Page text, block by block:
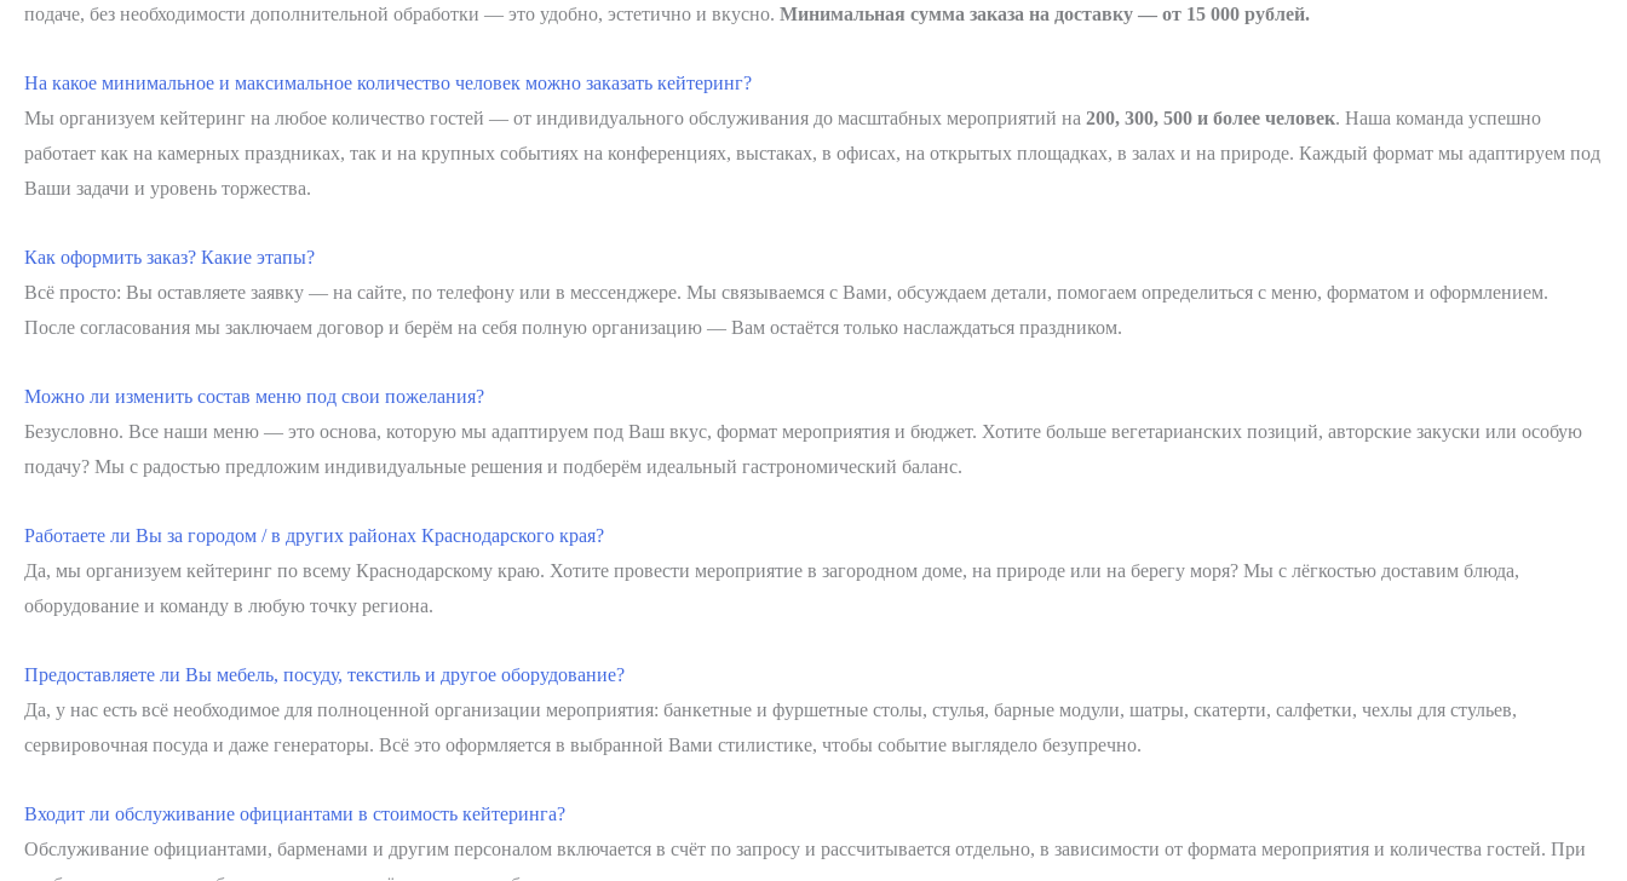
подаче, без необходимости дополнительной обработки — это удобно, эстетично и вкусно. Минимальная сумма заказа на доставку — от 15 000 рублей.
На какое минимальное и максимальное количество человек можно заказать кейтеринг?
Мы организуем кейтеринг на любое количество гостей — от индивидуального обслуживания до масштабных мероприятий на 200, 300, 500 и более человек. Наша команда успешно
работает как на камерных праздниках, так и на крупных событиях на конференциях, выстаках, в офисах, на открытых площадках, в залах и на природе. Каждый формат мы адаптируем под
Ваши задачи и уровень торжества.
Как оформить заказ? Какие этапы?
Всё просто: Вы оставляете заявку — на сайте, по телефону или в мессенджере. Мы связываемся с Вами, обсуждаем детали, помогаем определиться с меню, форматом и оформлением.
После согласования мы заключаем договор и берём на себя полную организацию — Вам остаётся только наслаждаться праздником.
Можно ли изменить состав меню под свои пожелания?
Безусловно. Все наши меню — это основа, которую мы адаптируем под Ваш вкус, формат мероприятия и бюджет. Хотите больше вегетарианских позиций, авторские закуски или особую
подачу? Мы с радостью предложим индивидуальные решения и подберём идеальный гастрономический баланс.
Работаете ли Вы за городом / в других районах Краснодарского края?
Да, мы организуем кейтеринг по всему Краснодарскому краю. Хотите провести мероприятие в загородном доме, на природе или на берегу моря? Мы с лёгкостью доставим блюда,
оборудование и команду в любую точку региона.
Предоставляете ли Вы мебель, посуду, текстиль и другое оборудование?
Да, у нас есть всё необходимое для полноценной организации мероприятия: банкетные и фуршетные столы, стулья, барные модули, шатры, скатерти, салфетки, чехлы для стульев,
сервировочная посуда и даже генераторы. Всё это оформляется в выбранной Вами стилистике, чтобы событие выглядело безупречно.
Входит ли обслуживание официантами в стоимость кейтеринга?
Обслуживание официантами, барменами и другим персоналом включается в счёт по запросу и рассчитывается отдельно, в зависимости от формата мероприятия и количества гостей. При